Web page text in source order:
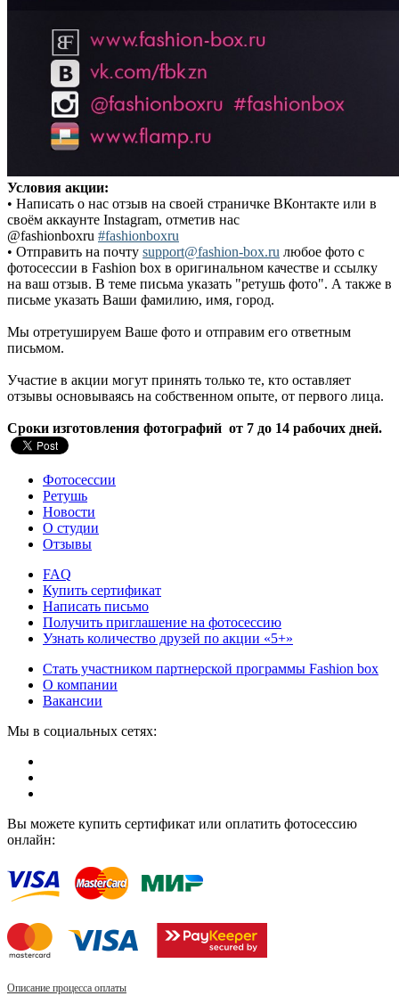
Условия акции:
• Написать о нас отзыв на своей страничке ВКонтакте или в
своём аккаунте Instagram, отметив нас
@fashionboxru #fashionboxru
• Отправить на почту support@fashion-box.ru любое фото с
фотосессии в Fashion box в оригинальном качестве и ссылку
на ваш отзыв. В теме письма указать "ретушь фото". А также в
письме указать Ваши фамилию, имя, город.
Мы отретушируем Ваше фото и отправим его ответным
письмом.
Участие в акции могут принять только те, кто оставляет
отзывы основываясь на собственном опыте, от первого лица.
Сроки изготовления фотографий от 7 до 14 рабочих дней.
Фотосессии
Ретушь
Новости
О студии
Отзывы
FAQ
Купить сертификат
Написать письмо
Получить приглашение на фотосессию
Узнать количество друзей по акции «5+»
Стать участником партнерской программы Fashion box
О компании
Вакансии
Мы в социальных сетях:
Вы можете купить сертификат или оплатить фотосессию
онлайн:
Описание процесса оплаты